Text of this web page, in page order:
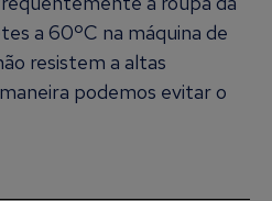
a 60ºC na máquina de
resistem a altas
podemos evitar o